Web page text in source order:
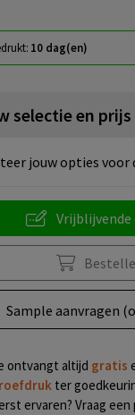
10 dag(en)
selectie en prijs
jouw opties voor
Sample aanvragen
ontvangt altijd gratis
ter
ervaren? Vraag